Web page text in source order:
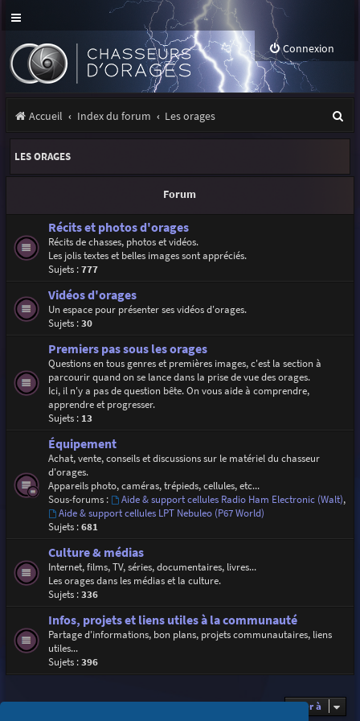
Connexion
Accueil Index du forum Les orages
e
e
LES ORAGES
Forum
Récits et photos d'orages
Récits de chasses, photos et vidéos.
Les jolis textes et belles images sont appréciés.
Sujets :777
Vidéos d'orages
Un espace pour présenter ses vidéos d'orages.
Sujets :30
Premiers pas sous les orages
Questions en tous genres et premières images, c'est la section à
parcourir quand on se lance dans la prise de vue des orages.
Ici, il n'y a pas de question bête. On vous aide à comprendre,
apprendre et progresser.
Sujets : 13
Équipement
Achat, vente, conseils et discussions sur le matériel du chasseur
d'orages.
Appareils photo, caméras, trépieds, cellules, etc...
Sous-forums :
Aide & support cellules Radio Ham Electronic (Walt),
Aide & support cellules LPT Nebuleo (P67 World)
Sujets :681
Culture & médias
Internet, films, TV, séries, documentaires, livres...
Les orages dans les médias et la culture.
Sujets :336
Infos, projets et liens utiles à la communauté
Partage d'informations, bon plans, projets communautaires, liens
utiles...
Sujets :396
Aller à